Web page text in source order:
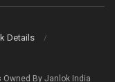
Details
By Janlok India